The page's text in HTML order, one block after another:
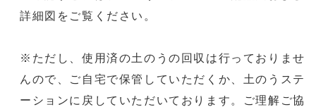
詳細図をご覧ください。
※ただし、使用済の土のうの回収は行っておりませ
んので、ご自宅で保管していただくか、土のうステ
ーションに戻していただいております。ご理解ご協